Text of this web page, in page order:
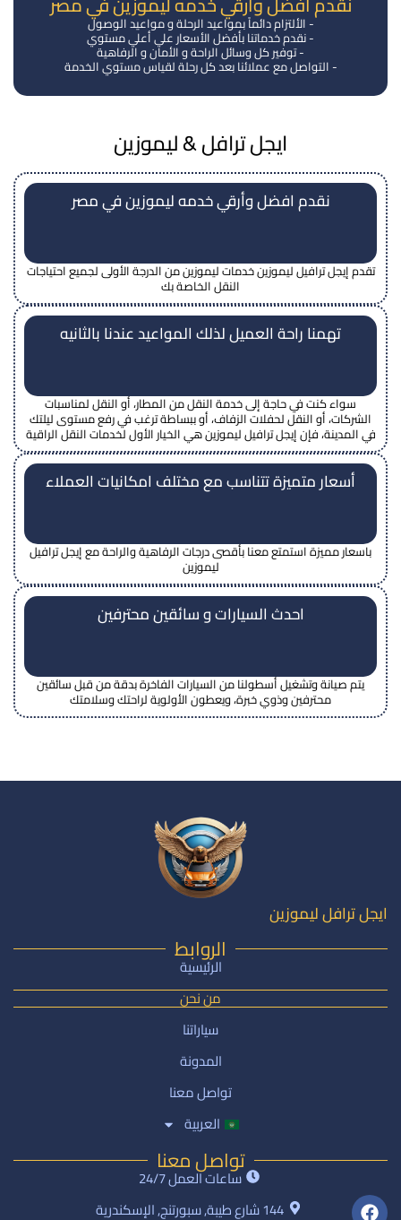
- الألتزام دائماً بمواعيد الرحلة و مواعيد الوصول
- نقدم خدماتنا بأفضل الأسعار علي أعلي مستوي
- توفير كل وسائل الراحة و الأمان و الرفاهية
- التواصل مع عملائنا بعد كل رحلة لقياس مستوي الخدمة
ايجل ترافل & ليموزين
نقدم افضل وأرقي خدمه ليموزين في مصر
تقدم إيجل ترافيل ليموزين خدمات ليموزين من الدرجة الأولى لجميع احتياجات
النقل الخاصة بك
تهمنا راحة العميل لذلك المواعيد عندنا بالثانيه
سواء كنت في حاجة إلى خدمة النقل من المطار، أو النقل لمناسبات
الشركات، أو النقل لحفلات الزفاف، أو ببساطة ترغب في رفع مستوى ليلتك
في المدينة، فإن إيجل ترافيل ليموزين هي الخيار الأول لخدمات النقل الراقية
أسعار متميزة تتناسب مع مختلف امكانيات العملاء
باسعار مميزة استمتع معنا بأقصى درجات الرفاهية والراحة مع إيجل ترافيل
ليموزين
احدث السيارات و سائقين محترفين
يتم صيانة وتشغيل أسطولنا من السيارات الفاخرة بدقة من قبل سائقين
محترفين وذوي خبرة، ويعطون الأولوية لراحتك وسلامتك
ايجل ترافل ليموزين
الروابط
الرئيسية
من نحن
سياراتنا
المدونة
تواصل معنا
العربية
تواصل معنا
ساعات العمل 24/7
144 شارع طيبة, سبورتنج, الإسكندرية